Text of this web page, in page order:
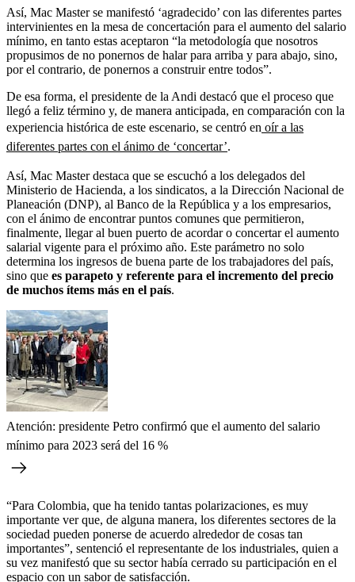
Así, Mac Master se manifestó ‘agradecido’ con las diferentes partes
intervinientes en la mesa de concertación para el aumento del salario
mínimo, en tanto estas aceptaron “la metodología que nosotros
propusimos de no ponernos de halar para arriba y para abajo, sino,
por el contrario, de ponernos a construir entre todos”.
De esa forma, el presidente de la Andi destacó que el proceso que
llegó a feliz término y, de manera anticipada, en comparación con la
experiencia histórica de este escenario, se centró en oír a las
diferentes partes con el ánimo de ‘concertar’.
Así, Mac Master destaca que se escuchó a los delegados del
Ministerio de Hacienda, a los sindicatos, a la Dirección Nacional de
Planeación (DNP), al Banco de la República y a los empresarios,
con el ánimo de encontrar puntos comunes que permitieron,
finalmente, llegar al buen puerto de acordar o concertar el aumento
salarial vigente para el próximo año. Este parámetro no solo
determina los ingresos de buena parte de los trabajadores del país,
sino que es parapeto y referente para el incremento del precio
de muchos ítems más en el país.
Atención: presidente Petro confirmó que el aumento del salario
mínimo para 2023 será del 16 %
“Para Colombia, que ha tenido tantas polarizaciones, es muy
importante ver que, de alguna manera, los diferentes sectores de la
sociedad pueden ponerse de acuerdo alrededor de cosas tan
importantes”, sentenció el representante de los industriales, quien a
su vez manifestó que su sector había cerrado su participación en el
espacio con un sabor de satisfacción.